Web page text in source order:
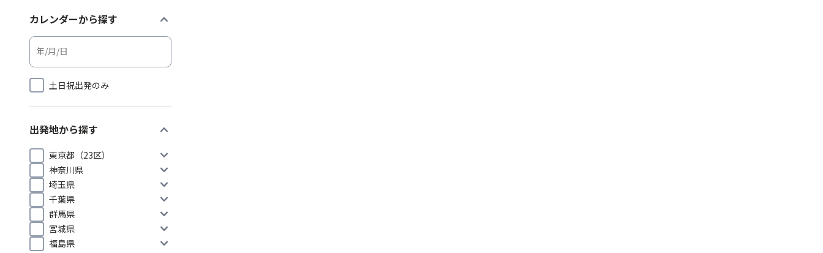
カレンダーから探す expand_more
土日祝出発のみ
出発地から探す expand_more
東京都（23区） expand_more
神奈川県 expand_more
埼玉県 expand_more
千葉県 expand_more
群馬県 expand_more
宮城県 expand_more
福島県 expand_more